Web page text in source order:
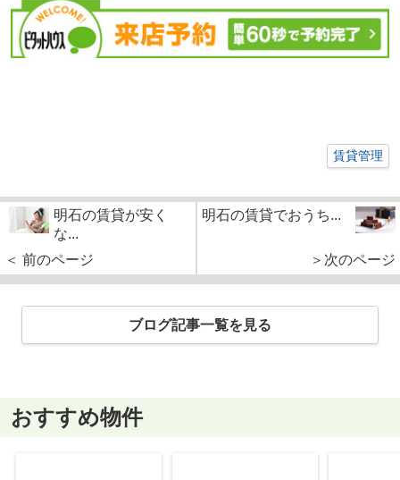
賃貸管理
明石の賃貸が安く
な...
＜ 前のページ
明石の賃貸でおうち...
＞次のページ
ブログ記事一覧を見る
おすすめ物件